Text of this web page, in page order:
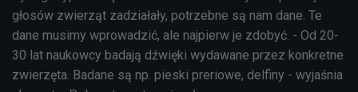
głosów zwierząt zadziałały, potrzebne są nam dane. Te
dane musimy wprowadzić, ale najpierw je zdobyć. - Od 20-
30 lat naukowcy badają dźwięki wydawane przez konkretne
zwierzęta. Badane są np. pieski preriowe, delfiny - wyjaśnia